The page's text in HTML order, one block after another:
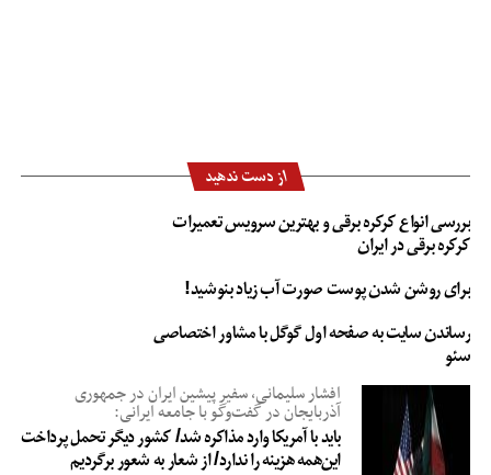
از دست ندهید
بررسی انواع کرکره برقی و بهترین سرویس تعمیرات
کرکره برقی در ایران
برای روشن شدن پوست صورت آب زیاد بنوشید!
رساندن سایت به صفحه اول گوگل با مشاور اختصاصی
سئو
افشار سلیمانی، سفیر پیشین ایران در جمهوری
آذربایجان در گفت‌وگو با جامعه ایرانی:
باید با آمریکا وارد مذاکره شد/ کشور دیگر تحمل پرداخت
این‌همه هزینه را ندارد/ از شعار به شعور برگردیم